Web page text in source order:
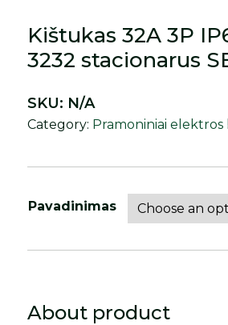
Kištukas 32A 3P
3232 stacionarus
Pavadinimas
SKU: N/A
Category: Pramoniniai elektros
About product